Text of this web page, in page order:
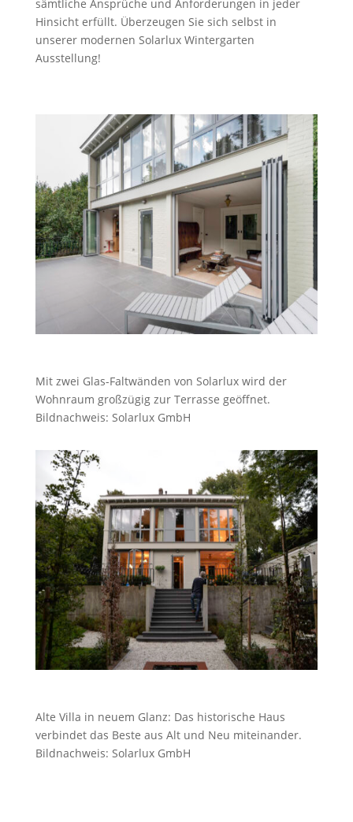
sämtliche Ansprüche und Anforderungen in jeder
Hinsicht erfüllt. Überzeugen Sie sich selbst in
unserer modernen Solarlux Wintergarten
Ausstellung!
Mit zwei Glas-Faltwänden von Solarlux wird der
Wohnraum großzügig zur Terrasse geöffnet.
Bildnachweis: Solarlux GmbH
Alte Villa in neuem Glanz: Das historische Haus
verbindet das Beste aus Alt und Neu miteinander.
Bildnachweis: Solarlux GmbH